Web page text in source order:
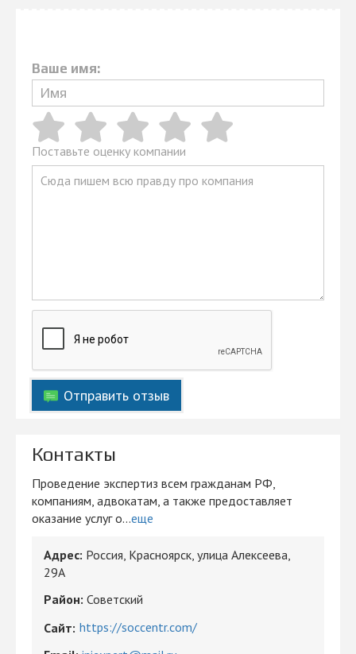
Ваше имя:
Поставьте оценку компании
Отправить отзыв
Контакты
Проведение экспертиз всем гражданам РФ,
компаниям, адвокатам, а также предоставляет
оказание услуг о...еще
Адрес: Россия, Красноярск, улица Алексеева,
29А
Район: Советский
Сайт: https://soccentr.com/